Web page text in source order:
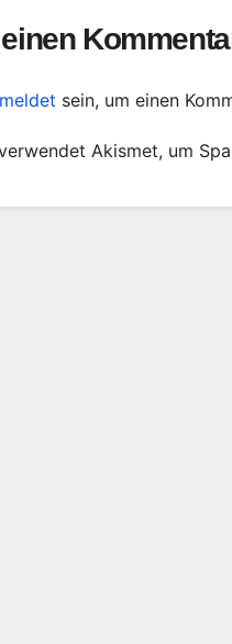
sein, um einen
Akismet, um